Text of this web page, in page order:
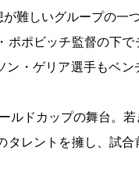
難しいグループの一
ポビッチ監督の下で
・ゲリア選手もベン
ルドカップの舞台。
レントを擁し、試合